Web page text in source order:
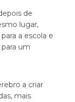
de
lugar,
a escola e
um
a criar
mais